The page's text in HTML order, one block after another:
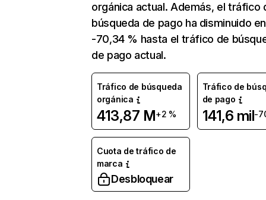
orgánica actual. Además, el tráfico
búsqueda de pago ha disminuido en
-70,34 % hasta el tráfico de
de pago actual.
Tráfico de búsqueda
orgánica
413,87 M+2 %
Tráfico de
de pago
141,6 mil-
Cuota de tráfico de
marca
Desbloquear